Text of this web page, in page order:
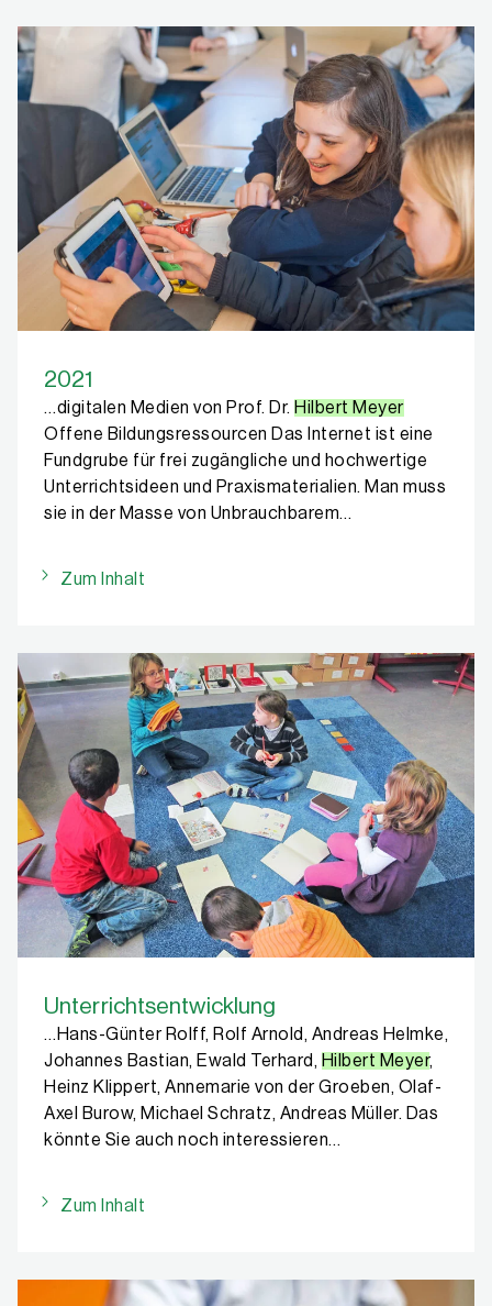
2021
…digitalen Medien von Prof. Dr. Hilbert Meyer
Offene Bildungsressourcen Das Internet ist eine
Fundgrube für frei zugängliche und hochwertige
Unterrichtsideen und Praxismaterialien. Man muss
sie in der Masse von Unbrauchbarem…
Zum Inhalt
Unterrichtsentwicklung
…Hans-Günter Rolff, Rolf Arnold, Andreas Helmke,
Johannes Bastian, Ewald Terhard, Hilbert Meyer,
Heinz Klippert, Annemarie von der Groeben, Olaf-
Axel Burow, Michael Schratz, Andreas Müller. Das
könnte Sie auch noch interessieren…
Zum Inhalt